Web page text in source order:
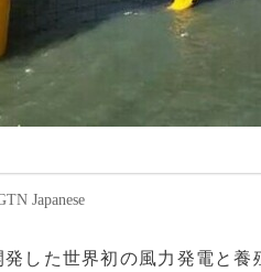
Japanese
発した世界初の風力発電と